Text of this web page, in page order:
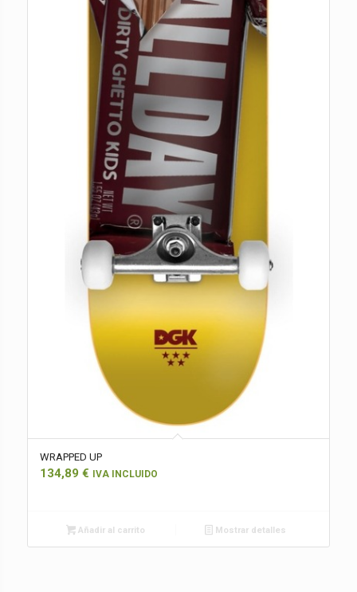
WRAPPED UP
134,89 € IVA INCLUIDO
Añadir al carrito Mostrar detalles